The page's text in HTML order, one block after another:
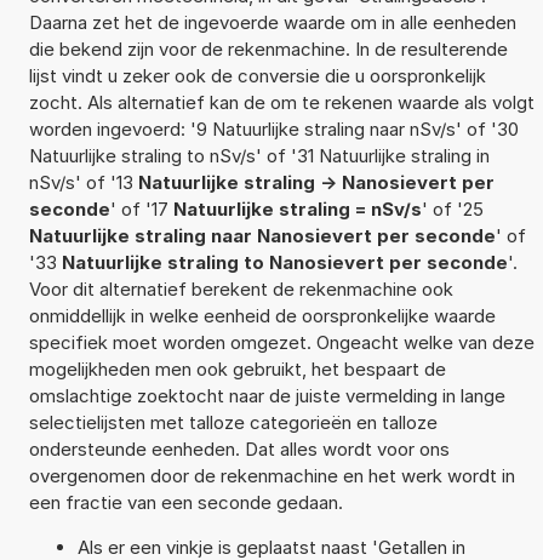
Daarna zet het de ingevoerde waarde om in alle eenheden
die bekend zijn voor de rekenmachine. In de resulterende
lijst vindt u zeker ook de conversie die u oorspronkelijk
zocht. Als alternatief kan de om te rekenen waarde als volgt
worden ingevoerd: '9 Natuurlijke straling naar nSv/s' of '30
Natuurlijke straling to nSv/s' of '31 Natuurlijke straling in
nSv/s' of '13 Natuurlijke straling -> Nanosievert per
seconde' of '17 Natuurlijke straling = nSv/s' of '25
Natuurlijke straling naar Nanosievert per seconde' of
'33 Natuurlijke straling to Nanosievert per seconde'.
Voor dit alternatief berekent de rekenmachine ook
onmiddellijk in welke eenheid de oorspronkelijke waarde
specifiek moet worden omgezet. Ongeacht welke van deze
mogelijkheden men ook gebruikt, het bespaart de
omslachtige zoektocht naar de juiste vermelding in lange
selectielijsten met talloze categorieën en talloze
ondersteunde eenheden. Dat alles wordt voor ons
overgenomen door de rekenmachine en het werk wordt in
een fractie van een seconde gedaan.
Als er een vinkje is geplaatst naast 'Getallen in